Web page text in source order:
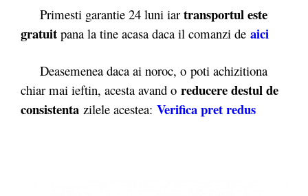
Primesti garantie 24 luni iar transportul este
gratuit pana la tine acasa daca il comanzi de aici
Deasemenea daca ai noroc, o poti achizitiona
chiar mai ieftin, acesta avand o reducere destul de
consistenta zilele acestea: Verifica pret redus